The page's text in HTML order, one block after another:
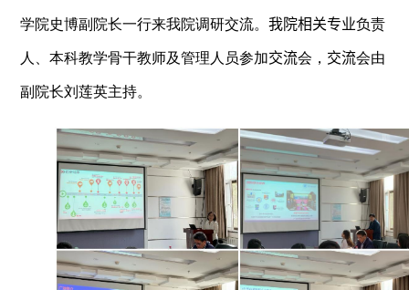
学院史博副院长一行来我院调研交流。我院相关专业负责
人、本科教学骨干教师及管理人员参加交流会， 交流会由
副院长刘莲英主持。